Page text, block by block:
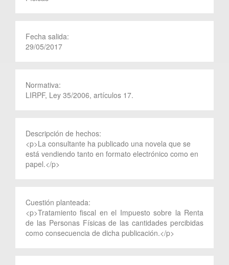
Fecha salida:
29/05/2017
Normativa:
LIRPF, Ley 35/2006, artículos 17.
Descripción de hechos:
<p>La consultante ha publicado una novela que se
está vendiendo tanto en formato electrónico como en
papel.</p>
Cuestión planteada:
<p>Tratamiento fiscal en el Impuesto sobre la Renta
de las Personas Físicas de las cantidades percibidas
como consecuencia de dicha publicación.</p>